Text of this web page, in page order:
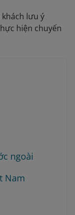
lưu ý
hiện chuyến
ngoài
Nam